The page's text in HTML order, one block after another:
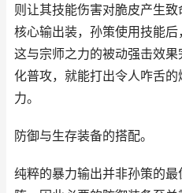
则让其技能伤害对脆皮产生
核心输出装，孙策使用技能后
这与宗师之力的被动强击效
化普攻，就能打出令人咋舌
力。
防御与生存装备的搭配。
纯粹的暴力输出并非孙策的